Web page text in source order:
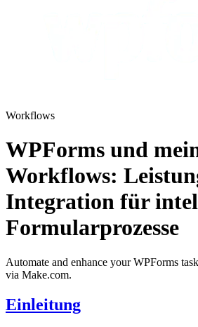
Workflows
WPForms und
Workflows:
Integration für
Formularprozesse
Automate and enhance your WPForms
via Make.com.
Einleitung